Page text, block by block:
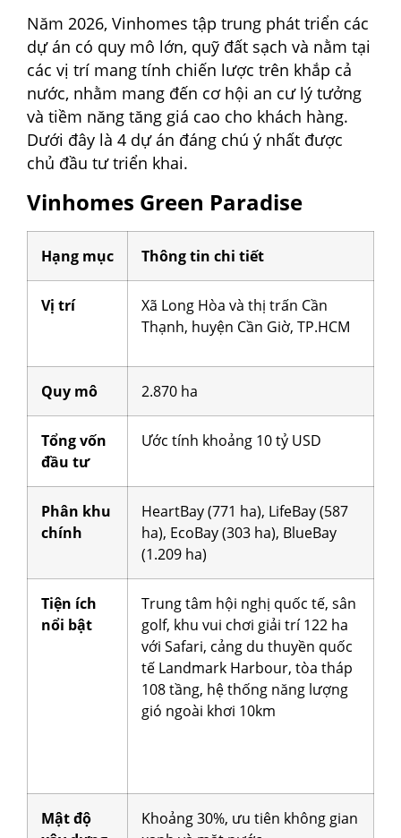
Năm 2026, Vinhomes tập trung phát triển các
dự án có quy mô lớn, quỹ đất sạch và nằm tại
các vị trí mang tính chiến lược trên khắp cả
nước, nhằm mang đến cơ hội an cư lý tưởng
và tiềm năng tăng giá cao cho khách hàng.
Dưới đây là 4 dự án đáng chú ý nhất được
chủ đầu tư triển khai.
Vinhomes Green Paradise
Hạng mục Thông tin chi tiết
Vị trí
Xã Long Hòa và thị trấn Cần
Thạnh, huyện Cần Giờ, TP.HCM
Quy mô 2.870 ha
Tổng vốn
đầu tư
Ước tính khoảng 10 tỷ USD
Phân khu
chính
HeartBay (771 ha), LifeBay (587
ha), EcoBay (303 ha), BlueBay
(1.209 ha)
Tiện ích
nổi bật
Trung tâm hội nghị quốc tế, sân
golf, khu vui chơi giải trí 122 ha
với Safari, cảng du thuyền quốc
tế Landmark Harbour, tòa tháp
108 tầng, hệ thống năng lượng
gió ngoài khơi 10km
Mật độ
Khoảng 30%, ưu tiên không gian